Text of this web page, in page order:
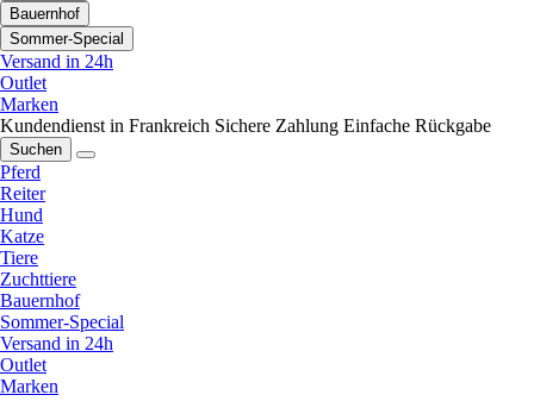
Bauernhof
Sommer-Special
Versand in 24h
Outlet
Marken
Kundendienst in Frankreich Sichere Zahlung Einfache Rückgabe
Suchen
Pferd
Reiter
Hund
Katze
Tiere
Zuchttiere
Bauernhof
Sommer-Special
Versand in 24h
Outlet
Marken